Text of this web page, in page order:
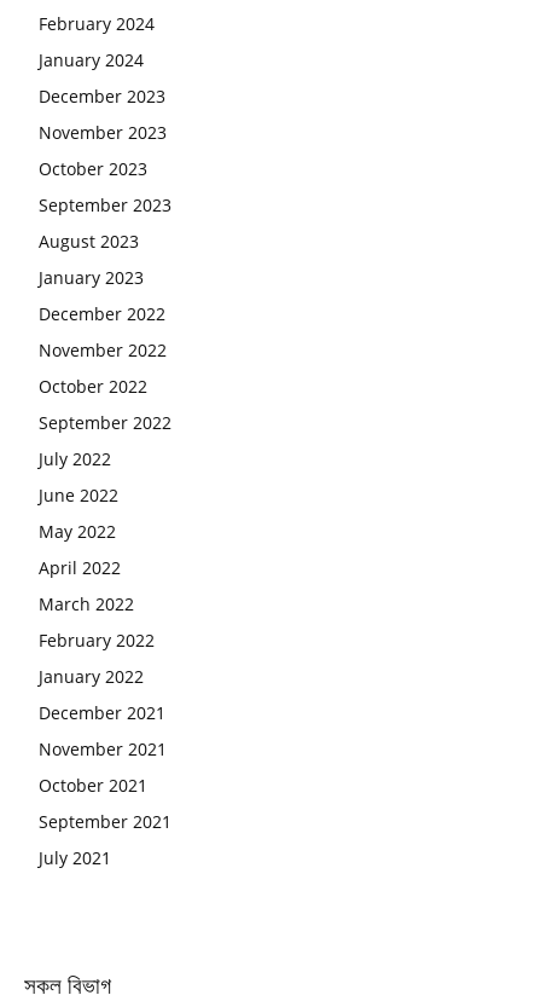
February 2024
January 2024
December 2023
November 2023
October 2023
September 2023
August 2023
January 2023
December 2022
November 2022
October 2022
September 2022
July 2022
June 2022
May 2022
April 2022
March 2022
February 2022
January 2022
December 2021
November 2021
October 2021
September 2021
July 2021
সকল বিভাগ